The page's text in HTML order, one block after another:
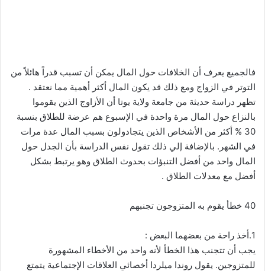
فالجميع يعرف أن الخلافات حول المال يمكن أن تسبب قدراً هائلاً من
التوتر في الزواج ومع ذلك قد يكون المال أكثر أهمية مما نعتقد .
تظهر دراسة حديثة من جامعة ولاية يوتا أن الأزاوج الذين يقوموا
بالنزاع حول المال مرة واحدة في الإسبوع هم عرضة للطلاق بنسبة
30 % أكثر من الأشخاص الذين يتجادولون بسبب المال عدة مرات
في الشهر. بالإضافة إلي ذلك تقول نفس الدراسة بأن الجدل حول
المال واحد من أفضل التنبؤات بحدوث الطلاق وهو يرتبط بشكل
أفضل مع معدلات الطلاق .
40 خطأ يقوم به المتزوجون تجنبهم
1.أخذ راحة من بعضهما البعض :
يجب أن تتجنب هذا الخطأ لأنه واحد من الأخطاء المشهورة
للمتزوجين. يقول روندا ميلردا أخصائي العلاقات الإجتماعية يتمتع